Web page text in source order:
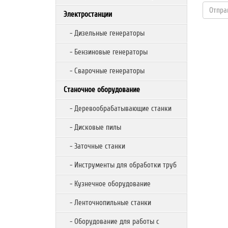
Электростанции
- Дизельные генераторы
- Бензиновые генераторы
- Сварочные генераторы
Станочное оборудование
- Деревообрабатывающие станки
- Дисковые пилы
- Заточные станки
- Инструменты для обработки труб
- Кузнечное оборудование
- Ленточнопильные станки
- Оборудование для работы с